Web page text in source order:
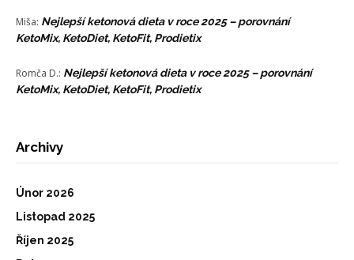
Miša: Nejlepší ketonová dieta v roce 2025 – porovnání
KetoMix, KetoDiet, KetoFit, Prodietix
Romča D.: Nejlepší ketonová dieta v roce 2025 – porovnání
KetoMix, KetoDiet, KetoFit, Prodietix
Archivy
Únor 2026
Listopad 2025
Říjen 2025